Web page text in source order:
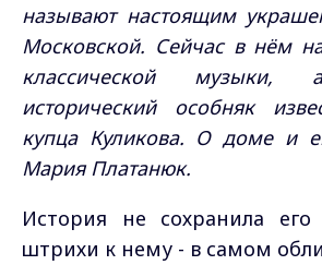
называют настоящим
Московской. Сейчас в нём
классической музыки,
исторический особняк
купца Куликова. О доме и
Мария Платанюк.
История не сохранила
штрихи к нему - в самом